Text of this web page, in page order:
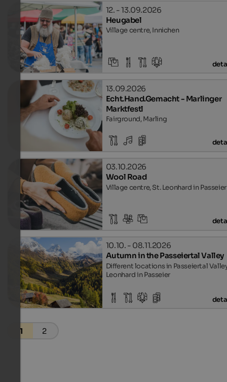
12. - 13.09.2026
Heugabel
Village centre, Innichen
13.09.2026
Echt.Hand.Gemacht - Marlinger
Marktfestl
Fairground, Marling
03.10.2026
Wool Road
Village centre, St. Leonhard in Passeier
10.10. - 08.11.2026
Autumn in the Passeiertal Valley
Different locations in Passeiertal
Leonhard in Passeier
1 2